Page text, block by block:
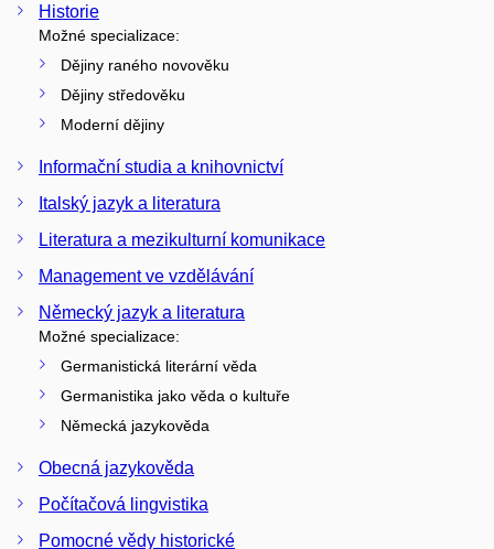
Historie
Možné specializace:
Dějiny raného novověku
Dějiny středověku
Moderní dějiny
Informační studia a knihovnictví
Italský jazyk a literatura
Literatura a mezikulturní komunikace
Management ve vzdělávání
Německý jazyk a literatura
Možné specializace:
Germanistická literární věda
Germanistika jako věda o kultuře
Německá jazykověda
Obecná jazykověda
Počítačová lingvistika
Pomocné vědy historické